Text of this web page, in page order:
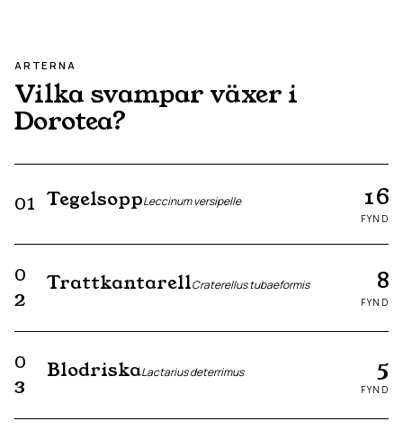
ARTERNA
Vilka svampar växer i
Dorotea?
01 TegelsoppLeccinum versipelle 16
FYND
0
2
TrattkantarellCraterellus tubaeformis 8
FYND
0
3
BlodriskaLactarius deterrimus 5
FYND